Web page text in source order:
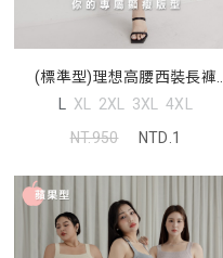
(標準型)理想高腰西裝長褲
MISS. 中大尺碼褲子
L XL 2XL 3XL 4XL
NT.950
NTD.1